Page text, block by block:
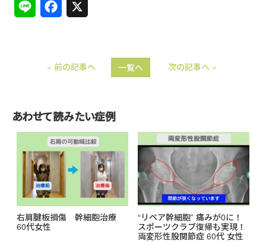
e
o
o
k
« 前の記事へ 一覧へ 次の記事へ »
あわせて読みたい症例
右肩腱板損傷 幹細胞治療
60代女性
“リペア幹細胞” 痛みが0に！
スポーツクラブ復帰も実現！
両変形性股関節症 60代 女性